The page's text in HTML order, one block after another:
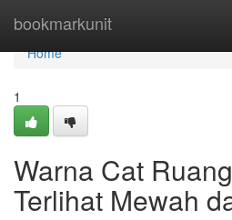
bookmarkunit
Home
Home
1
Warna Cat
Terlihat Mewah